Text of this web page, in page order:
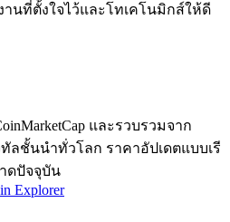
าดใหญ่ รวมถึงข้อมูลการค้า ฯลฯ
นที่ตั้งใจไว้และโทเคโนมิกส์ให้ดี
และรวบรวมจาก
ลชั้นนำทั่วโลก ราคาอัปเดตแบบเรี
ดปัจจุบัน
Explorer